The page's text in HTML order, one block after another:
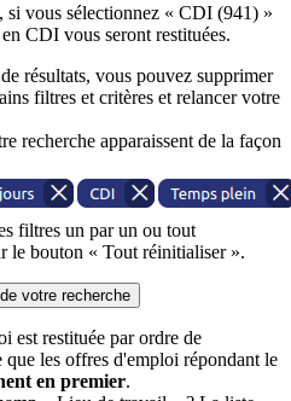
si vous sélectionnez « CDI (941) »
CDI vous seront restituées.
résultats, vous pouvez supprimer
filtres et critères et relancer votre
recherche apparaissent de la façon
filtres un par un ou tout
le bouton « Tout réinitialiser ».
votre recherche
est restituée par ordre de
les offres d'emploi répondant le
en premier.